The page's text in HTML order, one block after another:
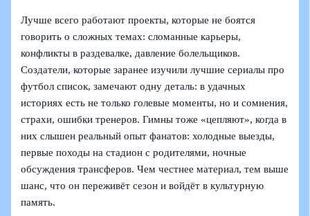
Лучше всего работают проекты, которые не боятся
говорить о сложных темах: сломанные карьеры,
конфликты в раздевалке, давление болельщиков.
Создатели, которые заранее изучили лучшие сериалы про
футбол список, замечают одну деталь: в удачных
историях есть не только голевые моменты, но и сомнения,
страхи, ошибки тренеров. Гимны тоже «цепляют», когда в
них слышен реальный опыт фанатов: холодные выезды,
первые походы на стадион с родителями, ночные
обсуждения трансферов. Чем честнее материал, тем выше
шанс, что он переживёт сезон и войдёт в культурную
память.